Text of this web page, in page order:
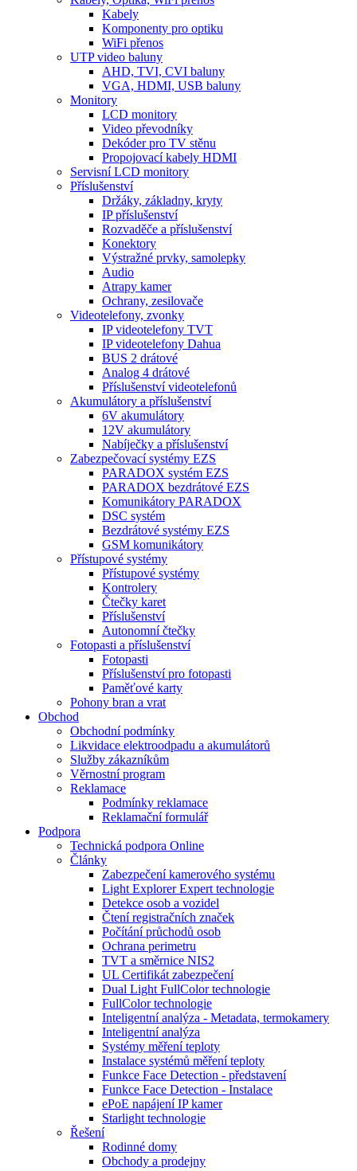
Kabely
Komponenty pro optiku
WiFi přenos
UTP video baluny
AHD, TVI, CVI baluny
VGA, HDMI, USB baluny
Monitory
LCD monitory
Video převodníky
Dekóder pro TV stěnu
Propojovací kabely HDMI
Servisní LCD monitory
Příslušenství
Držáky, základny, kryty
IP příslušenství
Rozvaděče a příslušenství
Konektory
Výstražné prvky, samolepky
Audio
Atrapy kamer
Ochrany, zesilovače
Videotelefony, zvonky
IP videotelefony TVT
IP videotelefony Dahua
BUS 2 drátové
Analog 4 drátové
Příslušenství videotelefonů
Akumulátory a příslušenství
6V akumulátory
12V akumulátory
Nabíječky a příslušenství
Zabezpečovací systémy EZS
PARADOX systém EZS
PARADOX bezdrátové EZS
Komunikátory PARADOX
DSC systém
Bezdrátové systémy EZS
GSM komunikátory
Přístupové systémy
Přístupové systémy
Kontrolery
Čtečky karet
Příslušenství
Autonomní čtečky
Fotopasti a příslušenství
Fotopasti
Příslušenství pro fotopasti
Paměťové karty
Pohony bran a vrat
Obchod
Obchodní podmínky
Likvidace elektroodpadu a akumulátorů
Služby zákazníkům
Věrnostní program
Reklamace
Podmínky reklamace
Reklamační formulář
Podpora
Technická podpora Online
Články
Zabezpečení kamerového systému
Light Explorer Expert technologie
Detekce osob a vozidel
Čtení registračních značek
Počítání průchodů osob
Ochrana perimetru
TVT a směrnice NIS2
UL Certifikát zabezpečení
Dual Light FullColor technologie
FullColor technologie
Inteligentní analýza - Metadata, termokamery
Inteligentní analýza
Systémy měření teploty
Instalace systémů měření teploty
Funkce Face Detection - představení
Funkce Face Detection - Instalace
ePoE napájení IP kamer
Starlight technologie
Řešení
Rodinné domy
Obchody a prodejny